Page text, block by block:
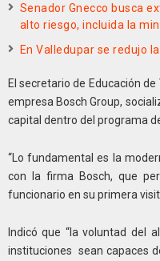
Senador Gnecco busca
alto riesgo, incluida la
En Valledupar se redujo
El secretario de Educación
empresa Bosch Group,
capital dentro del programa
“Lo fundamental es la
con la firma Bosch, que
funcionario en su primera
Indicó que “la voluntad del
instituciones sean capaces